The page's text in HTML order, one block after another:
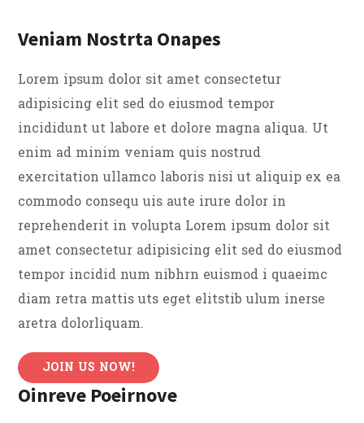
Veniam Nostrta Onapes
Lorem ipsum dolor sit amet consectetur
adipisicing elit sed do eiusmod tempor
incididunt ut labore et dolore magna aliqua. Ut
enim ad minim veniam quis nostrud
exercitation ullamco laboris nisi ut aliquip ex ea
commodo consequ uis aute irure dolor in
reprehenderit in volupta Lorem ipsum dolor sit
amet consectetur adipisicing elit sed do eiusmod
tempor incidid num nibhrn euismod i quaeimc
diam retra mattis uts eget elitstib ulum inerse
aretra dolorliquam.
JOIN US NOW!
Oinreve Poeirnove